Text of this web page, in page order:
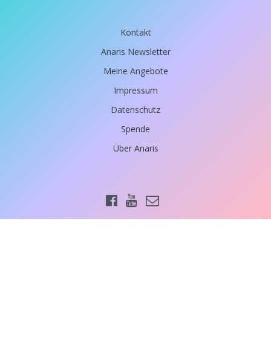
Kontakt
Anaris Newsletter
Meine Angebote
Impressum
Datenschutz
Spende
Über Anaris